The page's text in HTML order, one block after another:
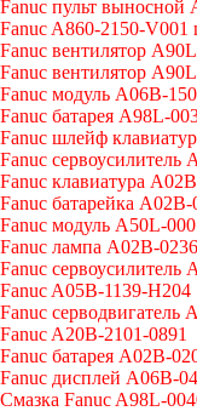
Fanuc пульт выносной
Fanuc A860-2150-V001
Fanuc вентилятор
Fanuc вентилятор
Fanuc модуль A06B-
Fanuc батарея A98L-
Fanuc шлейф
Fanuc сервоусилитель
Fanuc клавиатура
Fanuc батарейка
Fanuc модуль A50L-
Fanuc лампа A02B-
Fanuc сервоусилитель
Fanuc A05B-1139-H204
Fanuc серводвигатель
Fanuc A20B-2101-0891
Fanuc батарея A02B-
Fanuc дисплей А06В-
Cмазка Fanuc A98L-